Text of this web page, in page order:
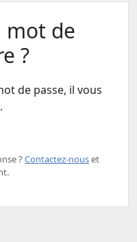
mot de
?
de passe, il vous
.
? Contactez-nous​ et